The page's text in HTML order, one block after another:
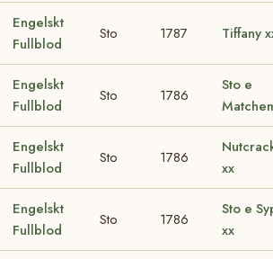
Engelskt
Fullblod
Sto 1787 Tiffany
Engelskt
Fullblod
Sto 1786
Sto e
Engelskt
Fullblod
Sto 1786
xx
Engelskt
Fullblod
Sto 1786
Sto e
xx